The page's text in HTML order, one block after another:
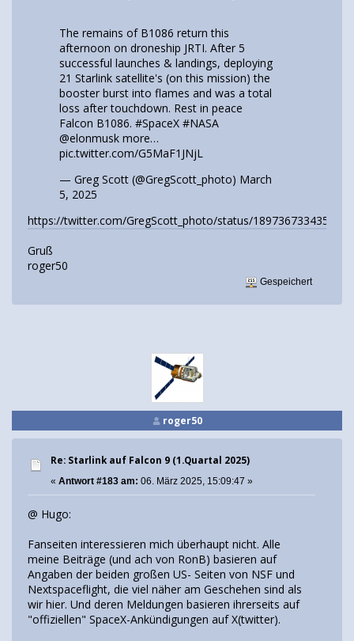
The remains of B1086 return this
afternoon on droneship JRTI. After 5
successful launches & landings, deploying
21 Starlink satellite's (on this mission) the
booster burst into flames and was a total
loss after touchdown. Rest in peace
Falcon B1086. #SpaceX #NASA
@elonmusk more…
pic.twitter.com/G5MaF1JNjL
— Greg Scott (@GregScott_photo) March
5, 2025
https://twitter.com/GregScott_photo/status/
Gruß
roger50
Gespeichert
roger50
Re: Starlink auf Falcon 9 (1.Quartal 2025)
« Antwort #183 am: 06. März 2025, 15:09:47 »
@ Hugo:
Fanseiten interessieren mich überhaupt nicht. Alle
meine Beiträge (und ach von RonB) basieren auf
Angaben der beiden großen US- Seiten von NSF und
Nextspaceflight, die viel näher am Geschehen sind als
wir hier. Und deren Meldungen basieren ihrerseits auf
"offiziellen" SpaceX-Ankündigungen auf X(twitter).